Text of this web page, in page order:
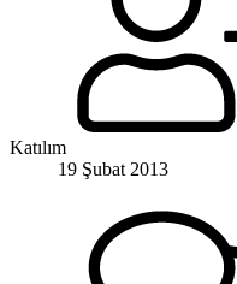
Katılım
19 Şubat 2013